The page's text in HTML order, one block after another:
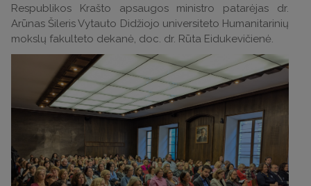
Respublikos Krašto apsaugos ministro patarėjas dr.
Arūnas Šileris Vytauto Didžiojo universiteto Humanitarinių
mokslų fakulteto dekanė, doc. dr. Rūta Eidukevičienė.